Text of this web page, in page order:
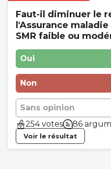
Faut-il diminuer le
l'Assurance
SMR faible ou
Oui
Non
Sans opinion
254 votes
86
Voir le résultat